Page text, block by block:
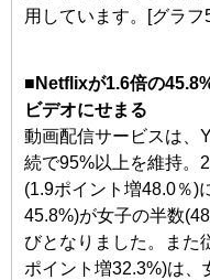
用しています。[グラフ
■Netflixが1.6倍の
ビデオにせまる
動画配信サービスは、
続で95%以上を維持。
(1.9ポイント増48.0％)
45.8%)が女子の半数
びとなりました。また
ポイント増32.3%)は、